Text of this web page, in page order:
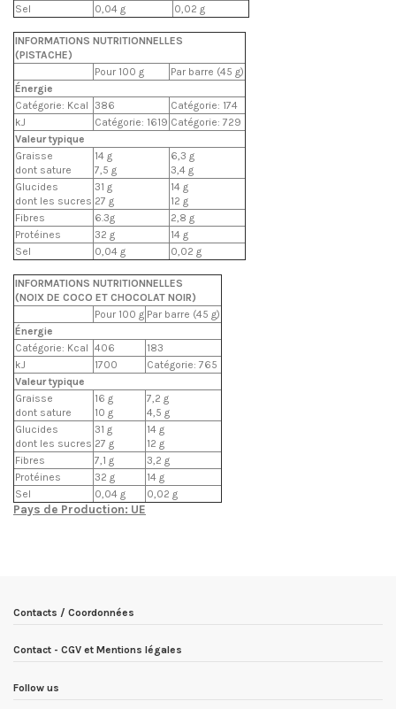
Sel
0,04 g 0,02 g
INFORMATIONS NUTRITIONNELLES
(PISTACHE)
Pour 100 g
Par barre (45 g)
Énergie
Catégorie: Kcal 386
Catégorie: 174
kJ
Catégorie: 1619 Catégorie: 729
Valeur typique
Graisse
dont sature
14 g
7,5 g
6,3 g
3,4 g
Glucides
dont les sucres
31 g
27 g
14 g
12 g
Fibres
6.3g
2,8 g
Protéines
32 g
14 g
Sel
0,04 g 0,02 g
INFORMATIONS NUTRITIONNELLES
(NOIX DE COCO ET CHOCOLAT NOIR)
Pour 100 g Par barre (45 g)
Énergie
Catégorie: Kcal 406
183
kJ
1700
Catégorie: 765
Valeur typique
Graisse
dont sature
16 g
10 g
7,2 g
4,5 g
Glucides
dont les sucres
31 g
27 g
14 g
12 g
Fibres
7,1 g
3,2 g
Protéines
32 g
14 g
Sel
0,04 g 0,02 g
Pays de Production: UE
Contacts / Coordonnées
Contact - CGV et Mentions légales
Follow us